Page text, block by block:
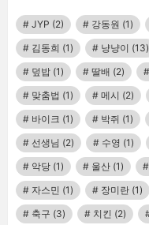
JYP (2) 강동원 (1)
김동희 (1) 냥냥이 (13)
덮밥 (1) 딸배 (2)
맞춤법 (1) 메시 (2)
바이크 (1) 박쥐 (1)
선생님 (2) 수영 (1)
악당 (1) 울산 (1)
자스민 (1) 장미란 (1)
축구 (3) 치킨 (2)